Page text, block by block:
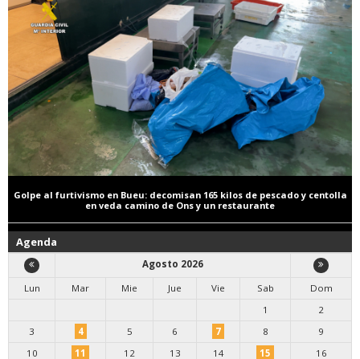
Golpe al furtivismo en Bueu: decomisan 165 kilos de pescado y centolla
en veda camino de Ons y un restaurante
Agenda
Agosto 2026
Lun
Mar Mie Jue Vie Sab
Dom
1
2
3
4 5 6 7 8
9
10
11 12 13 14 15
16